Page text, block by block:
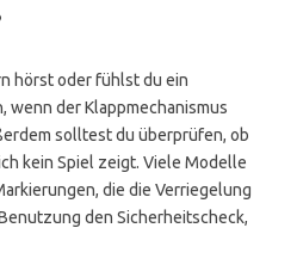
hörst oder fühlst du ein
wenn der Klappmechanismus
solltest du überprüfen, ob
kein Spiel zeigt. Viele Modelle
die die Verriegelung
den Sicherheitscheck,